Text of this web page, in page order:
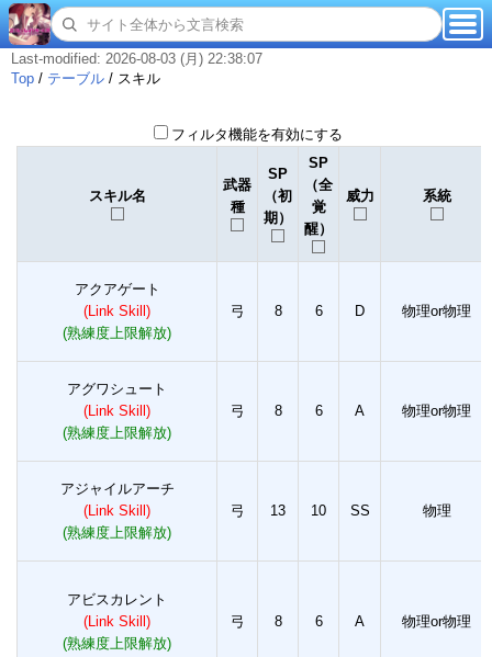
Last-modified: 2026-08-03 (月) 22:38:07
Top / テーブル / スキル
フィルタ機能を有効にする
スキル名
武器
種
SP
（初
期）
SP
（全
覚
醒）
威力 系統
アクアゲート
(Link Skill)
(熟練度上限解放)
弓 8 6 D 物理or物理
アグワシュート
(Link Skill)
(熟練度上限解放)
弓 8 6 A 物理or物理
アジャイルアーチ
(Link Skill)
(熟練度上限解放)
弓 13 10 SS 物理
アビスカレント
(Link Skill)
(熟練度上限解放)
弓 8 6 A 物理or物理